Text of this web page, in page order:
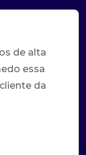
de alta
essa
da